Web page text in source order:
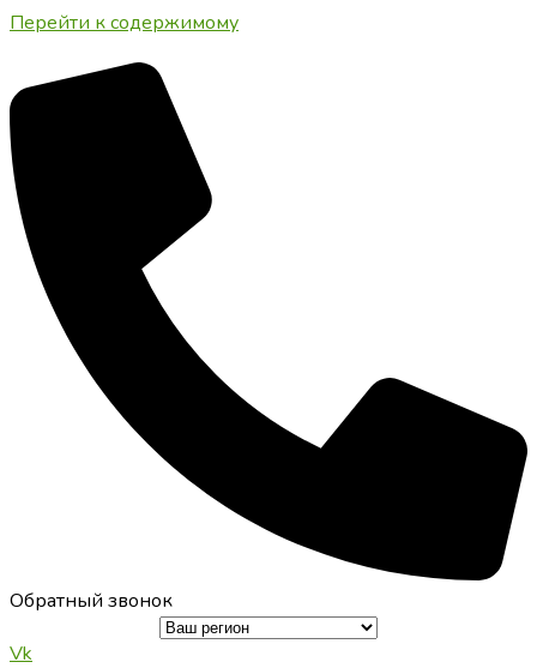
Перейти к содержимому
Обратный звонок
Vk